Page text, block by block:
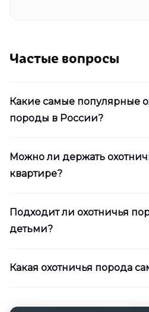
Частые вопросы
Какие самые популярные
породы в России?
Можно ли держать
квартире?
Подходит ли охотничья
детьми?
Какая охотничья порода